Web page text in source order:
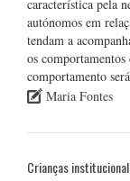
característica pela
autónomos em
tendam a
os comportamentos
comportamento
Maria Fontes
Crianças